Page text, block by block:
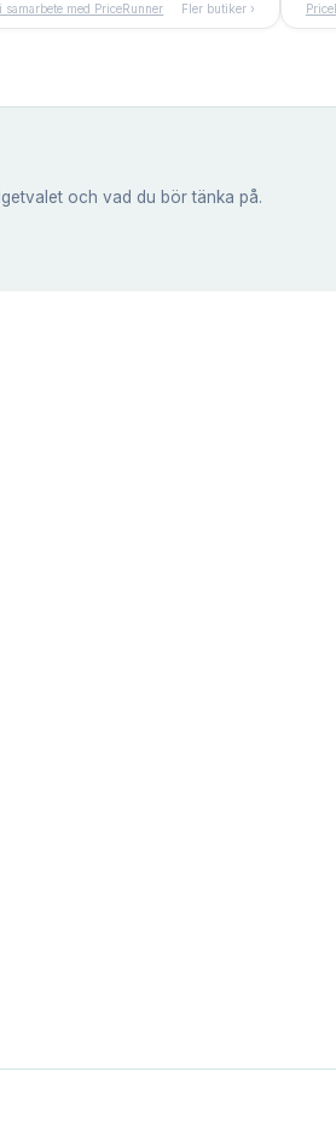
i samarbete med PriceRunner Fler butiker ›
och vad du bör tänka på.